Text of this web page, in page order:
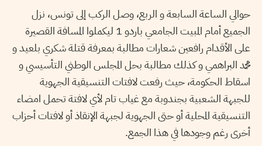
حوالي الساعة السابعة و الربع، وصل الركب إلى تونس، نزل
الجميع أمام المبيت الجامعي باردو 1 ليكملوا المسافة القصيرة
على الأقدام رافعين شعارات مطالبة بمعرفة قتلة شكري بلعيد و
محمد البراهمي و كذلك مطالبة بحل المجلس الوطني التأسيسي و
اسقاط الحكومة، حيث رفعت لافتات التنسيقية الجهوية
للجبهة الشعبية بجندوبة مع غياب تام لأي لافتة تحمل امضاء
التنسيقية المحلية أو حتى الجهوية لجبهة الإنقاذ أو لافتات أحزاب
أخرى رغم وجودها في هذا الجمع.